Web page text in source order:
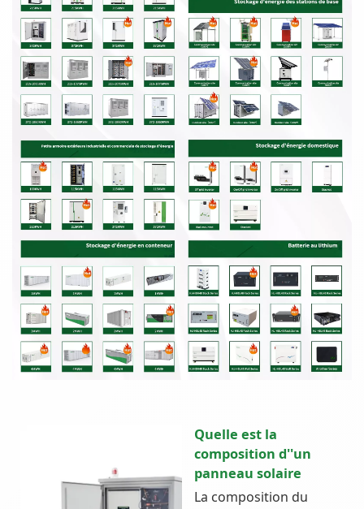
Quelle est la
composition d''un
panneau solaire
La composition du